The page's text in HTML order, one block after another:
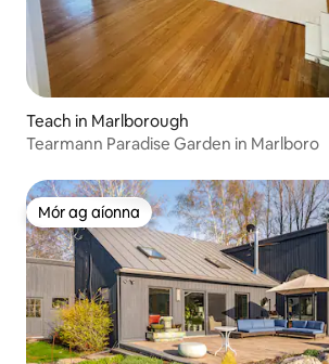
Teach in Marlborough
Tearmann Paradise Garden in Marlboro
Mór ag aíonna
Mór ag aíonna